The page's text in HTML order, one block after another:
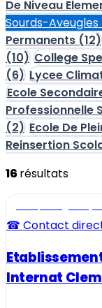
De Niveau
Sourds-Aveugles
Permanents (12)
(10) College
(6) Lycee
Ecole
Professionnelle
(2) Ecole De
Reinsertion
16 résultats
☎ Contact
Internat